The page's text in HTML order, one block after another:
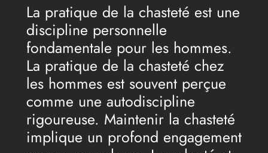
La pratique de la chasteté est une
discipline personnelle
fondamentale pour les hommes.
La pratique de la chasteté chez
les hommes est souvent perçue
comme une autodiscipline
rigoureuse. Maintenir la chasteté
implique un profond engagement